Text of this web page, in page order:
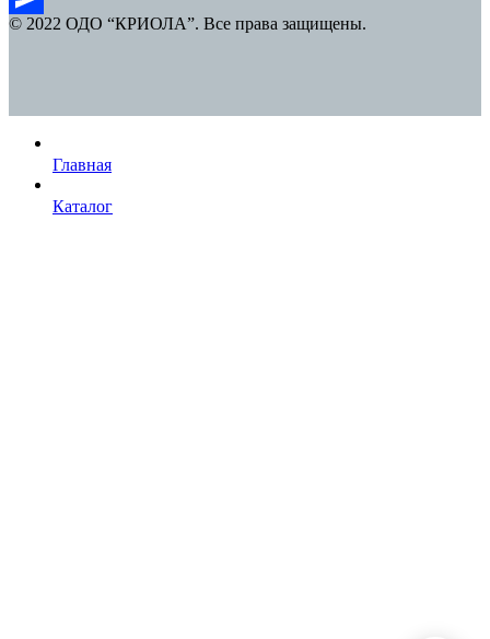
© 2022 ОДО “КРИОЛА”. Все права защищены.
Главная
Каталог